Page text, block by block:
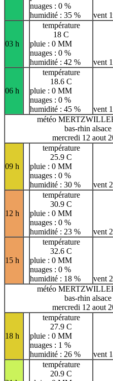
nuages : 0 %
humidité : 35 %
vent
03 h
température
18 C
pluie : 0 MM
nuages : 0 %
humidité : 42 %
vent
06 h
température
18.6 C
pluie : 0 MM
nuages : 0 %
humidité : 45 %
vent
météo
bas-rhin alsace
mercredi 12 aout
09 h
température
25.9 C
pluie : 0 MM
nuages : 0 %
humidité : 30 %
vent
12 h
température
30.9 C
pluie : 0 MM
nuages : 0 %
humidité : 23 %
vent
15 h
température
32.6 C
pluie : 0 MM
nuages : 0 %
humidité : 18 %
vent
météo
bas-rhin alsace
mercredi 12 aout
18 h
température
27.9 C
pluie : 0 MM
nuages : 1 %
humidité : 26 %
vent
température
20.9 C